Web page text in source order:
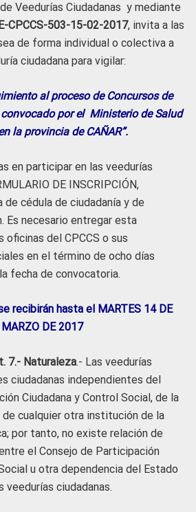
Veedurías Ciudadanas y mediante
CPCCS-503-15-02-2017, invita a las
de forma individual o colectiva a
ciudadana para vigilar:
al proceso de Concursos de
por el Ministerio de Salud
la provincia de CAÑAR”.
en participar en las veedurías
DE INSCRIPCIÓN,
cédula de ciudadanía y de
Es necesario entregar esta
oficinas del CPCCS o sus
en el término de ocho días
fecha de convocatoria.
recibirán hasta el MARTES 14 DE
MARZO DE 2017
7.- Naturaleza.- Las veedurías
ciudadanas independientes del
Ciudadana y Control Social, de la
cualquier otra institución de la
por tanto, no existe relación de
el Consejo de Participación
u otra dependencia del Estado
veedurías ciudadanas.